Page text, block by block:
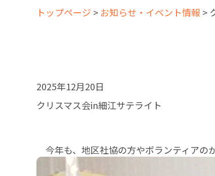
トップページ > お知らせ・イベント情報 >
2025年12月20日
クリスマス会in細江サテライト
今年も、地区社協の方やボランティアの